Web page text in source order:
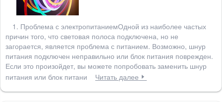
1. Проблема с электропитаниемОдной из наиболее частых
причин того, что световая полоса подключена, но не
загорается, является проблема с питанием. Возможно, шнур
питания подключен неправильно или блок питания поврежден.
Если это произойдет, вы можете попробовать заменить шнур
питания или блок питани
Читать далее